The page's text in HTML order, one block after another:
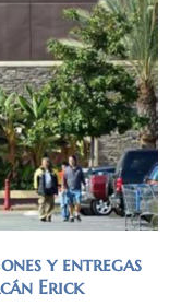
y entregas
Erick